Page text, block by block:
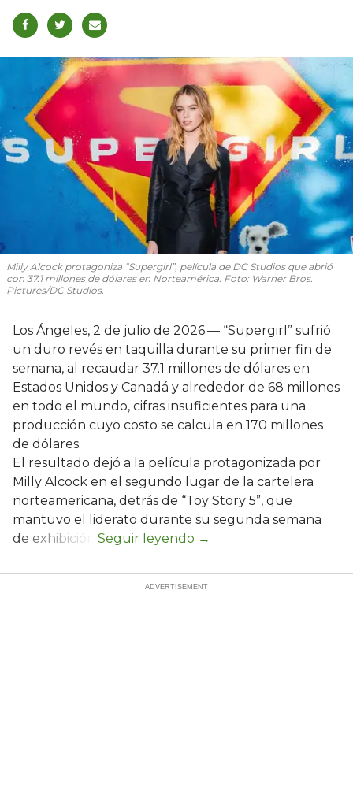
Milly Alcock protagoniza “Supergirl”, película de DC Studios que abrió
con 37.1 millones de dólares en Norteamérica. Foto: Warner Bros.
Pictures/DC Studios.
Los Ángeles, 2 de julio de 2026.— “Supergirl” sufrió
un duro revés en taquilla durante su primer fin de
semana, al recaudar 37.1 millones de dólares en
Estados Unidos y Canadá y alrededor de 68 millones
en todo el mundo, cifras insuficientes para una
producción cuyo costo se calcula en 170 millones
de dólares.
El resultado dejó a la película protagonizada por
Milly Alcock en el segundo lugar de la cartelera
norteamericana, detrás de “Toy Story 5”, que
mantuvo el liderato durante su segunda semana
de exhibición.